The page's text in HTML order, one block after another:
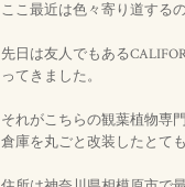
ここ最近は色々寄り道する
先日は友人でもある
ってきました。
それがこちらの観葉植物専
倉庫を丸ごと改装したとて